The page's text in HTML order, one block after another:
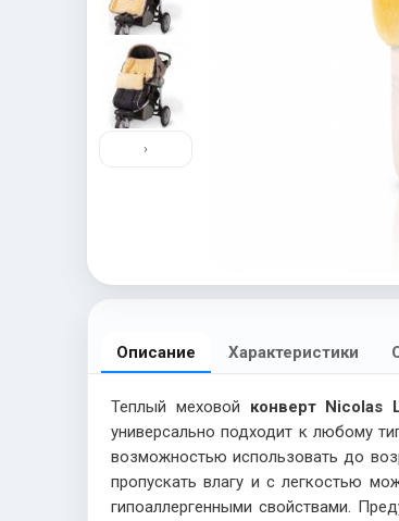
›
Описание Характеристики
Теплый меховой конверт Nicolas
универсально подходит к любому
возможностью использовать до
пропускать влагу и с легкостью
гипоаллергенными свойствами.